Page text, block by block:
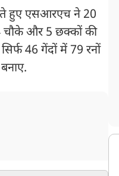
हुए एसआरएच ने 20
चौके और 5 छक्कों की
46 गेंदों में 79 रनों